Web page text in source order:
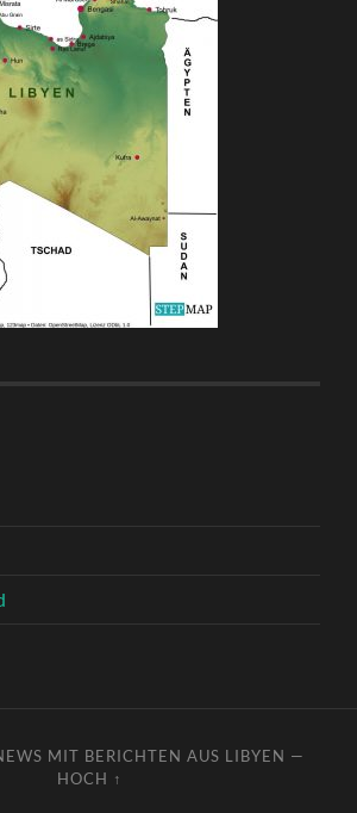
MIT BERICHTEN AUS LIBYEN —
HOCH ↑